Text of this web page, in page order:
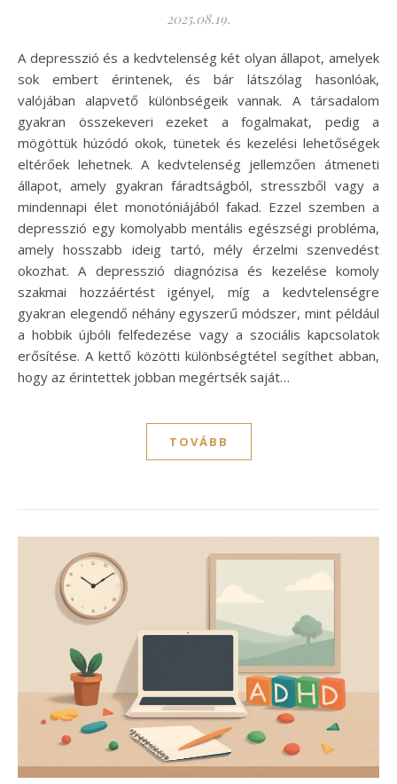
2025.08.19.
A depresszió és a kedvtelenség két olyan állapot, amelyek
sok embert érintenek, és bár látszólag hasonlóak,
valójában alapvető különbségeik vannak. A társadalom
gyakran összekeveri ezeket a fogalmakat, pedig a
mögöttük húzódó okok, tünetek és kezelési lehetőségek
eltérőek lehetnek. A kedvtelenség jellemzően átmeneti
állapot, amely gyakran fáradtságból, stresszből vagy a
mindennapi élet monotóniájából fakad. Ezzel szemben a
depresszió egy komolyabb mentális egészségi probléma,
amely hosszabb ideig tartó, mély érzelmi szenvedést
okozhat. A depresszió diagnózisa és kezelése komoly
szakmai hozzáértést igényel, míg a kedvtelenségre
gyakran elegendő néhány egyszerű módszer, mint például
a hobbik újbóli felfedezése vagy a szociális kapcsolatok
erősítése. A kettő közötti különbségtétel segíthet abban,
hogy az érintettek jobban megértsék saját…
TOVÁBB